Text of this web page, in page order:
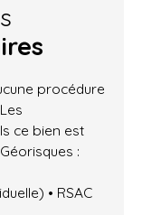
procédure
ce bien est
:
• RSAC